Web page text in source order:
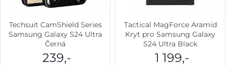
Techsuit CamShield Series
Samsung Galaxy S24 Ultra
Černá
239,-
Tactical MagForce Aramid
Kryt pro Samsung Galaxy
S24 Ultra Black
1 199,-